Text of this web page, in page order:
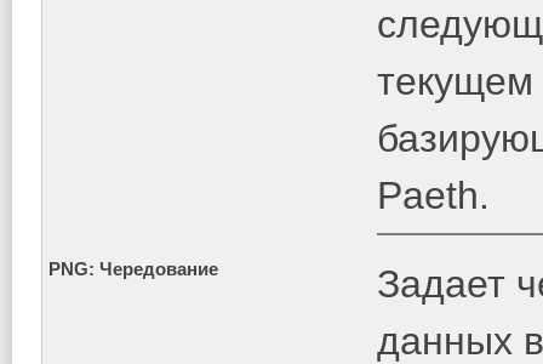
Paeth.
PNG: Чередование
Задает
данных